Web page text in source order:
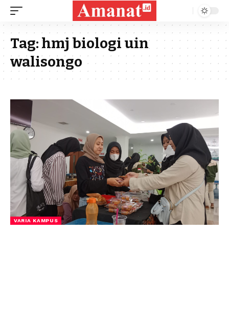
Tag:hmj biologi uin
walisongo
VARIA KAMPUS